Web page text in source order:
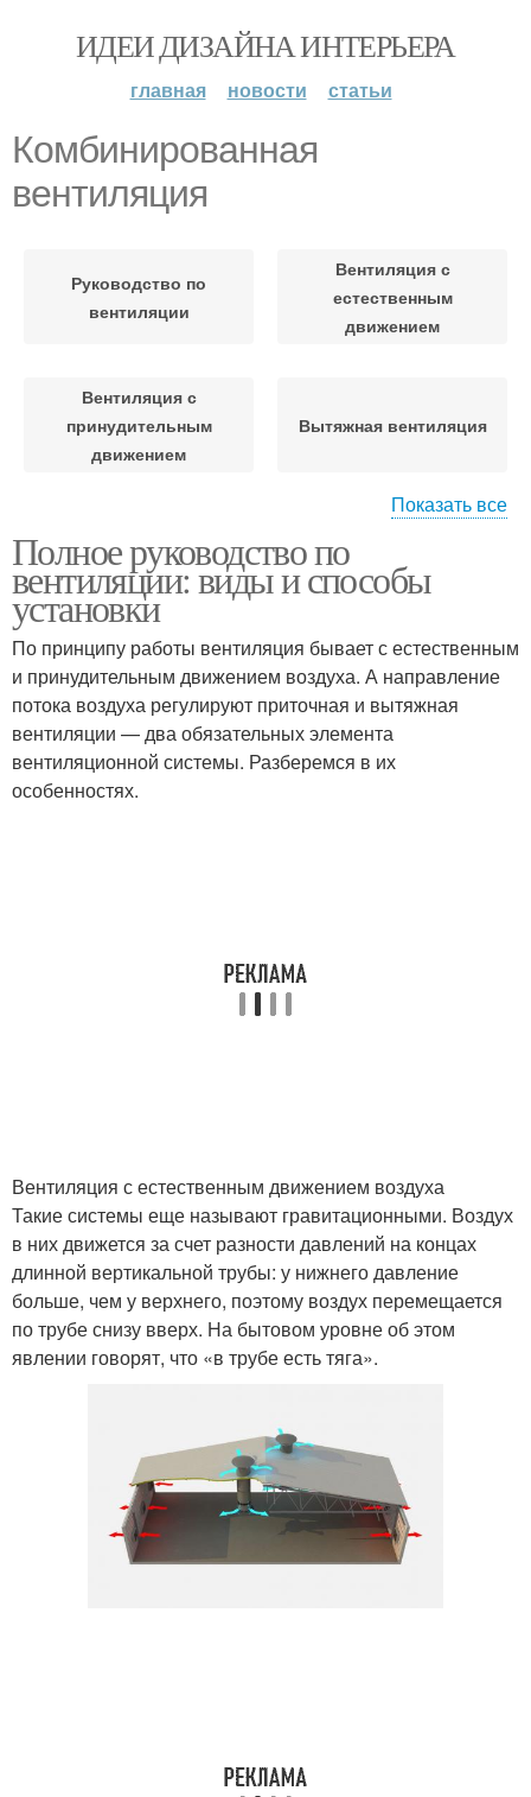
ИДЕИ ДИЗАЙНА ИНТЕРЬЕРА
главная новости статьи
Комбинированная
вентиляция
Руководство по
вентиляции
Вентиляция с
естественным
движением
Вентиляция с
принудительным
движением
Вытяжная вентиляция
вентиляция
вентиляция
Приточная вентиляция
Принудительная
вентиляция
Показать все
Полное руководство по
вентиляции: виды и способы
установки
По принципу работы вентиляция бывает с естественным
и принудительным движением воздуха. А направление
потока воздуха регулируют приточная и вытяжная
вентиляции — два обязательных элемента
вентиляционной системы. Разберемся в их
особенностях.
Вентиляция с естественным движением воздуха
Такие системы еще называют гравитационными. Воздух
в них движется за счет разности давлений на концах
длинной вертикальной трубы: у нижнего давление
больше, чем у верхнего, поэтому воздух перемещается
по трубе снизу вверх. На бытовом уровне об этом
явлении говорят, что «в трубе есть тяга».